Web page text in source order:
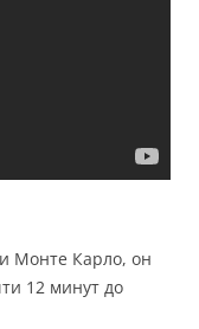
Монте Карло, он
12 минут до